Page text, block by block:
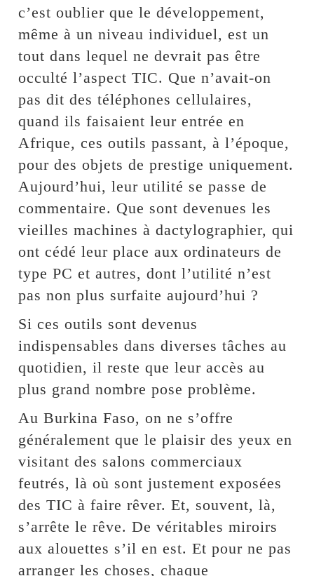
c’est oublier que le développement,
même à un niveau individuel, est un
tout dans lequel ne devrait pas être
occulté l’aspect TIC. Que n’avait-on
pas dit des téléphones cellulaires,
quand ils faisaient leur entrée en
Afrique, ces outils passant, à l’époque,
pour des objets de prestige uniquement.
Aujourd’hui, leur utilité se passe de
commentaire. Que sont devenues les
vieilles machines à dactylographier, qui
ont cédé leur place aux ordinateurs de
type PC et autres, dont l’utilité n’est
pas non plus surfaite aujourd’hui ?
Si ces outils sont devenus
indispensables dans diverses tâches au
quotidien, il reste que leur accès au
plus grand nombre pose problème.
Au Burkina Faso, on ne s’offre
généralement que le plaisir des yeux en
visitant des salons commerciaux
feutrés, là où sont justement exposées
des TIC à faire rêver. Et, souvent, là,
s’arrête le rêve. De véritables miroirs
aux alouettes s’il en est. Et pour ne pas
arranger les choses, chaque